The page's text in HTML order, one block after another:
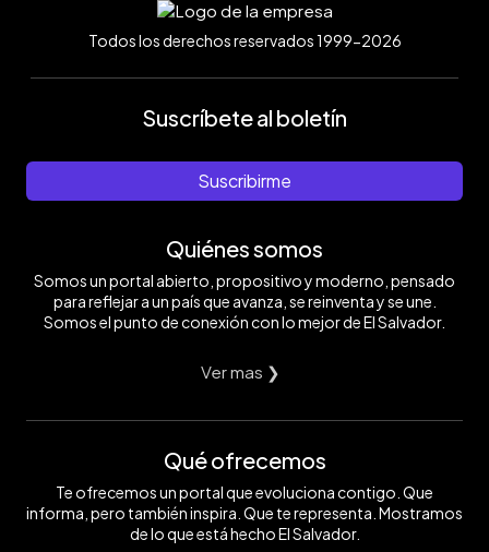
Todos los derechos reservados 1999-2026
Suscríbete al boletín
Suscribirme
Quiénes somos
Somos un portal abierto, propositivo y moderno, pensado
para reflejar a un país que avanza, se reinventa y se une.
Somos el punto de conexión con lo mejor de El Salvador.
Ver mas ❯
Qué ofrecemos
Te ofrecemos un portal que evoluciona contigo. Que
informa, pero también inspira. Que te representa. Mostramos
de lo que está hecho El Salvador.